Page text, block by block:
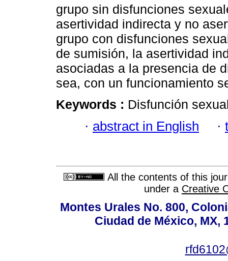
grupo sin disfunciones
asertividad indirecta y no
grupo con disfunciones
de sumisión, la asertividad
asociadas a la presencia de
sea, con un funcionamiento
Keywords : Disfunción
· abstract in English ·
All the contents of this
under a Creative
Montes Urales No. 800,
Ciudad de México, MX,